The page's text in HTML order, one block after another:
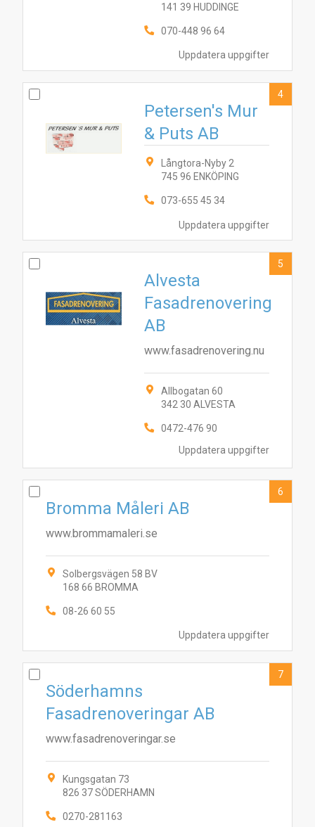
Uppdatera uppgifter
141 39 HUDDINGE
070-448 96 64
Uppdatera uppgifter
Petersen's Mur
& Puts AB
Långtora-Nyby 2
745 96 ENKÖPING
073-655 45 34
4
Uppdatera uppgifter
Alvesta
Fasadrenovering
AB
www.fasadrenovering.nu
Allbogatan 60
342 30 ALVESTA
0472-476 90
5
Uppdatera uppgifter
Bromma Måleri AB
www.brommamaleri.se
Solbergsvägen 58 BV
168 66 BROMMA
08-26 60 55
6
Söderhamns
Fasadrenoveringar AB
www.fasadrenoveringar.se
Kungsgatan 73
826 37 SÖDERHAMN
0270-281163
7